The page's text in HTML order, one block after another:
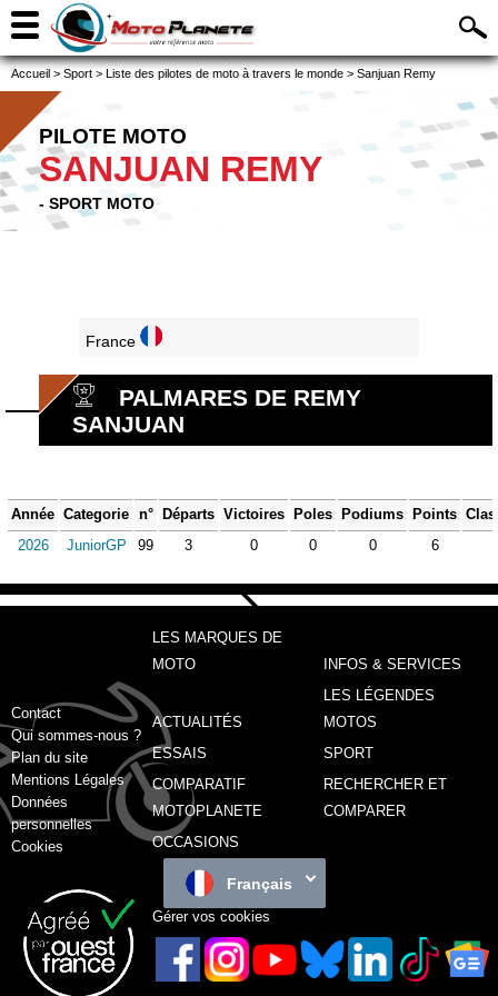
Accueil > Sport > Liste des pilotes de moto à travers le monde > Sanjuan Remy
PILOTE MOTO
SANJUAN REMY
- SPORT MOTO
France
PALMARES DE REMY
SANJUAN
Année Categorie n° Départs Victoires Poles Podiums Points
2026
JuniorGP 99 3 0 0 0 6
Contact
Qui sommes-nous ?
Plan du site
Mentions Légales
Données
personnelles
Cookies
LES MARQUES DE
MOTO
INFOS & SERVICES
ACTUALITÉS
LES LÉGENDES
MOTOS
ESSAIS
SPORT
COMPARATIF
MOTOPLANETE
RECHERCHER ET
COMPARER
OCCASIONS
Français
Gérer vos cookies